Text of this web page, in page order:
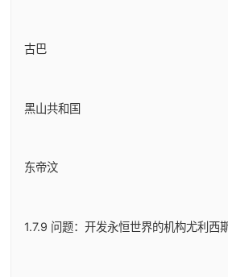
古巴
黑山共和国
东帝汶
1.7.9 问题：开发永恒世界的机构尤利西